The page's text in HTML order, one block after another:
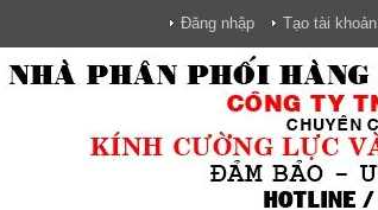
Đăng nhập
Tạo tài khoản